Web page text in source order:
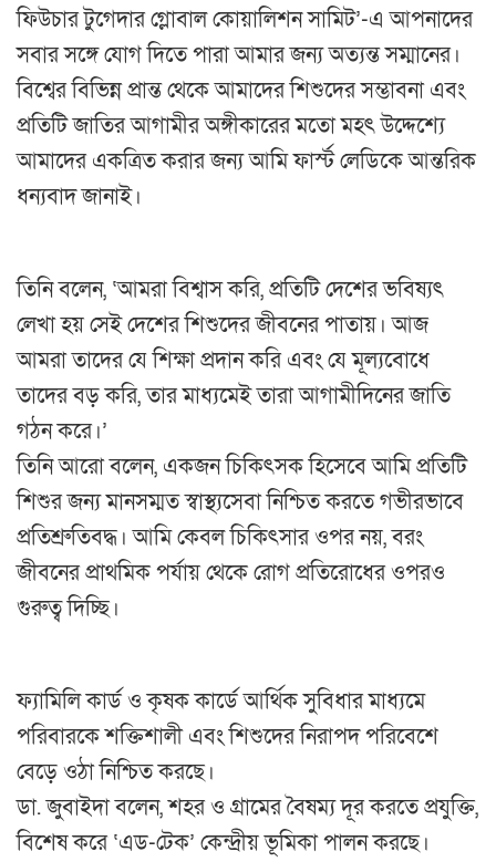
ফিউচার টুগেদার গ্লোবাল কোয়ালিশন সামিট’-এ আপনাদের
সবার সঙ্গে যোগ দিতে পারা আমার জন্য অত্যন্ত সম্মানের।
বিশ্বের বিভিন্ন প্রান্ত থেকে আমাদের শিশুদের সম্ভাবনা এবং
প্রতিটি জাতির আগামীর অঙ্গীকারের মতো মহৎ উদ্দেশ্যে
আমাদের একত্রিত করার জন্য আমি ফার্স্ট লেডিকে আন্তরিক
ধন্যবাদ জানাই।
তিনি বলেন, ‘আমরা বিশ্বাস করি, প্রতিটি দেশের ভবিষ্যৎ
লেখা হয় সেই দেশের শিশুদের জীবনের পাতায়। আজ
আমরা তাদের যে শিক্ষা প্রদান করি এবং যে মূল্যবোধে
তাদের বড় করি, তার মাধ্যমেই তারা আগামীদিনের জাতি
গঠন করে।’
তিনি আরো বলেন, একজন চিকিৎসক হিসেবে আমি প্রতিটি
শিশুর জন্য মানসম্মত স্বাস্থ্যসেবা নিশ্চিত করতে গভীরভাবে
প্রতিশ্রুতিবদ্ধ। আমি কেবল চিকিৎসার ওপর নয়, বরং
জীবনের প্রাথমিক পর্যায় থেকে রোগ প্রতিরোধের ওপরও
গুরুত্ব দিচ্ছি।
ফ্যামিলি কার্ড ও কৃষক কার্ডে আর্থিক সুবিধার মাধ্যমে
পরিবারকে শক্তিশালী এবং শিশুদের নিরাপদ পরিবেশে
বেড়ে ওঠা নিশ্চিত করছে।
ডা. জুবাইদা বলেন, শহর ও গ্রামের বৈষম্য দূর করতে প্রযুক্তি,
বিশেষ করে ‘এড-টেক’ কেন্দ্রীয় ভূমিকা পালন করছে।